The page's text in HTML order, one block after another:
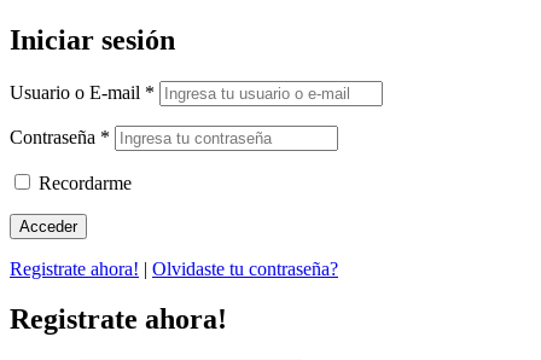
Iniciar sesión
Usuario o E-mail *
Contraseña *
Recordarme
Registrate ahora! | Olvidaste tu contraseña?
Registrate ahora!